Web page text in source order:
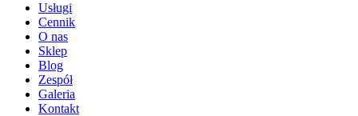
Usługi
Cennik
O nas
Sklep
Blog
Zespół
Galeria
Kontakt